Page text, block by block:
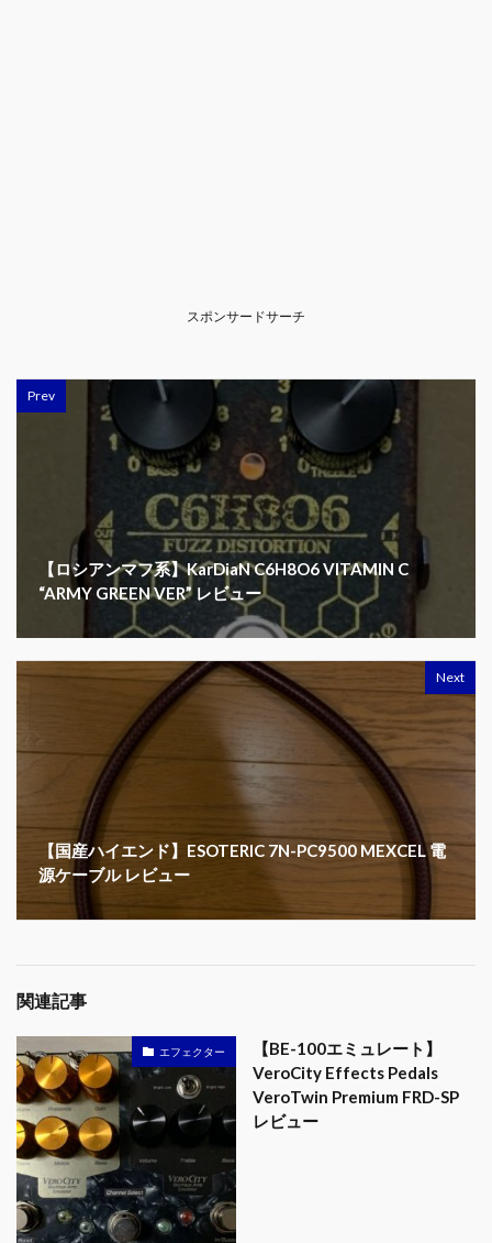
スポンサードサーチ
Prev
【ロシアンマフ系】KarDiaN C6H8O6 VITAMIN C
“ARMY GREEN VER” レビュー
Next
【国産ハイエンド】ESOTERIC 7N-PC9500 MEXCEL 電
源ケーブル レビュー
関連記事
エフェクター
【BE-100エミュレート】
VeroCity Effects Pedals
VeroTwin Premium FRD-SP
レビュー